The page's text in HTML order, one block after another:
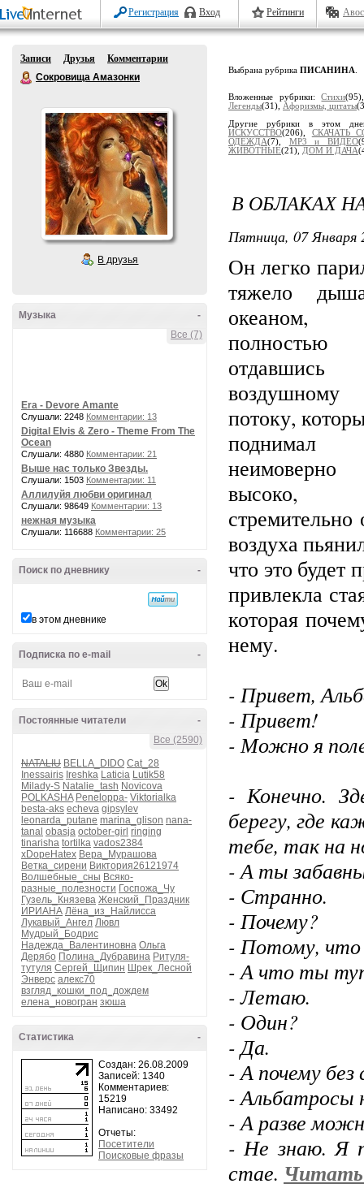
Регистрация Вход Рейтинги
Записи Друзья
Комментарии
Сокровища Амазонки
В друзья
-
Музыка
Все (7)
Era - Devore Amante
Слушали: 2248 Комментарии: 13
Digital Elvis & Zero - Theme From The
Ocean
Слушали: 4880 Комментарии: 21
Выше нас только Звезды.
Слушали: 1503 Комментарии: 11
Аллилуйя любви оригинал
Слушали: 98649 Комментарии: 13
нежная музыка
Слушали: 116688 Комментарии: 25
-
Поиск по дневнику
в этом дневнике
-
Подписка по e-mail
-
Постоянные читатели
Все (2590)
NATALIU BELLA_DIDO Cat_28
Inessairis Ireshka Laticia Lutik58
Milady-S Natalie_tash Novicova
POLKASHA Peneloppa- Viktorialka
besta-aks echeva gipsylev
leonarda_putane marina_glison nana-
tanal obasja october-girl ringing
tinarisha tortilka vados2384
xDopeHatex Вера_Мурашова
Ветка_сирени Виктория26121974
Волшебные_сны Всяко-
разные_полезности Госпожа_Чу
Гузель_Князева Женский_Праздник
ИРИАНА Лёна_из_Найлисса
Лукавый_Ангел Лювл
Мудрый_Бодрис
Надежда_Валентиновна Ольга
Дерябо Полина_Дубравина Ритуля-
тутуля Сергей_Щипин Шрек_Лесной
Энверс алекс70
взгляд_кошки_под_дождем
елена_новогран зюша
-
Статистика
Создан: 26.08.2009
Записей: 1340
Комментариев:
15219
Написано: 33492
Отчеты:
Посетители
Поисковые фразы
Выбрана рубрика ПИСАНИНА
Вложенные рубрики:Стихи
Легенды(31), Афоризмы, цитаты
Другие рубрики в этом
ИСКУССТВО(206), СКАЧАТЬ
ОДЕЖДА(7), МР3 и ВИДЕО
ЖИВОТНЫЕ(21), ДОМ И ДАЧА
В ОБЛАКАХ
Пятница, 07 Января
Он легко
тяжело
океаном,
полностью
отдавшись
воздушному
потоку,
поднимал
неимоверно
высоко,
воздуха
что это будет
привлекла
которая
нему.
- Привет,
- Привет!
- Можно я
- Конечно.
берегу, где
тебе, так на
- А ты
- Странно.
- Почему?
- Потому, что
- А что ты
- Летаю.
- Один?
- Да.
- А почему без
- Альбатросы
- А разве
- Не знаю. Я
стае. Читать